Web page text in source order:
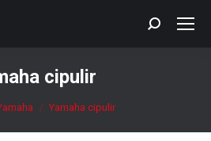
Search:
cipulir
Yamaha cipulir